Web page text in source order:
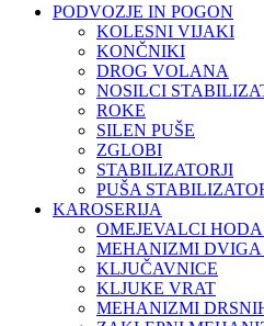
PODVOZJE IN POGON
KOLESNI VIJAKI
KONČNIKI
DROG VOLANA
NOSILCI
ROKE
SILEN PUŠE
ZGLOBI
STABILIZATORJI
PUŠA
KAROSERIJA
OMEJEVALCI
MEHANIZMI DVIGA
KLJUČAVNICE
KLJUKE VRAT
MEHANIZMI